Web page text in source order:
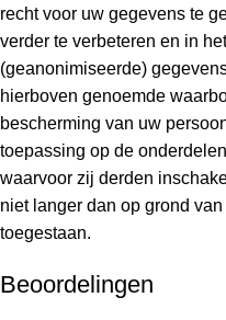
recht voor uw gegevens te
verder te verbeteren en in
(geanonimiseerde)
hierboven genoemde
bescherming van uw
toepassing op de
waarvoor zij derden
niet langer dan op grond
toegestaan.
Beoordelingen